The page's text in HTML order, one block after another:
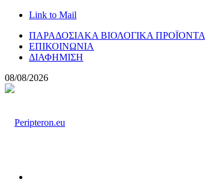
Link to Mail
ΠΑΡΑΔΟΣΙΑΚΑ ΒΙΟΛΟΓΙΚΑ ΠΡΟΪΟΝΤΑ
ΕΠΙΚΟΙΝΩΝΙΑ
ΔΙΑΦΗΜΙΣΗ
08/08/2026